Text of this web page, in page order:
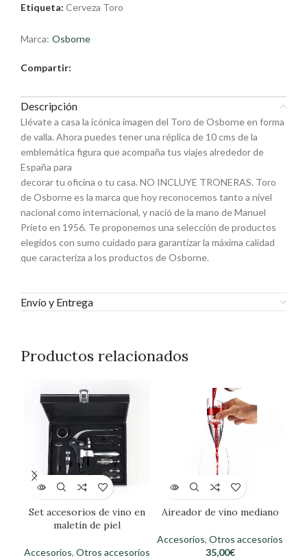
Etiqueta: Cerveza Toro
Marca: Osborne
Compartir:
Descripción
Llévate a casa la icónica imagen del Toro de Osborne en forma
de valla. Ahora puedes tener una réplica de 10 cms de la
emblemática figura que acompaña tus viajes alrededor de
España para
decorar tu oficina o tu casa. NO INCLUYE TRONERAS. Toro
de Osborne es la marca que hoy reconocemos tanto a nivel
nacional como internacional, y nació de la mano de Manuel
Prieto en 1956. Te proponemos una selección de productos
elegidos con sumo cuidado para garantizar la máxima calidad
que caracteriza a los productos de Osborne.
Envío y Entrega
Productos relacionados
Set accesorios de vino en
maletín de piel
Accesorios, Otros accesorios
Aireador de vino mediano
Accesorios, Otros accesorios
35,00€